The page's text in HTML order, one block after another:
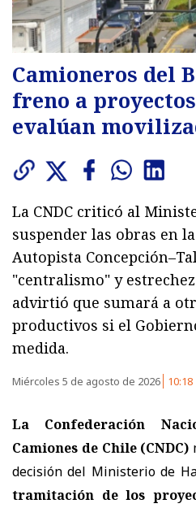
Camioneros del
freno a
evalúan
La CNDC criticó al
suspender las obras en
Autopista
"centralismo" y
advirtió que sumará a
productivos si el
medida.
Miércoles 5 de agosto de 2026 10:18
La Confederación
Camiones de Chile (CNDC)
decisión del Ministerio de
tramitación de los